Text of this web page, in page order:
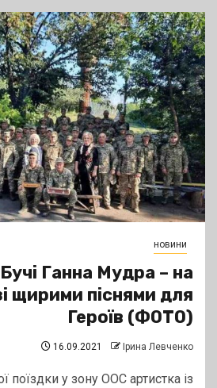
новини
Ганна Мудра – на
щирими піснями для
Героїв (ФОТО)
16.09.2021 Ірина Левченко
поїздки у зону ООС артистка із